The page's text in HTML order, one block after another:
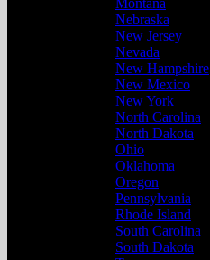
Montana
Nebraska
New Jersey
Nevada
New Hampshire
New Mexico
New York
North Carolina
North Dakota
Ohio
Oklahoma
Oregon
Pennsylvania
Rhode Island
South Carolina
South Dakota